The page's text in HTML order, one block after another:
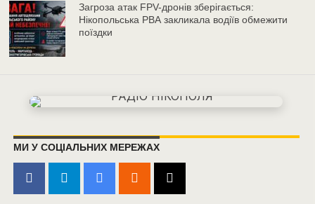
Загроза атак FPV-дронів зберігається:
Нікопольська РВА закликала водіїв обмежити
поїздки
МИ У СОЦІАЛЬНИХ МЕРЕЖАХ